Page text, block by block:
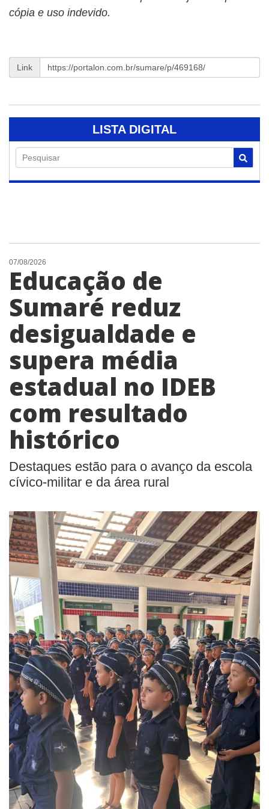
cópia e uso indevido.
Link
LISTA DIGITAL
Pesquisar
07/08/2026
Educação de
Sumaré reduz
desigualdade e
supera média
estadual no IDEB
com resultado
histórico
Destaques estão para o avanço da escola
cívico-militar e da área rural